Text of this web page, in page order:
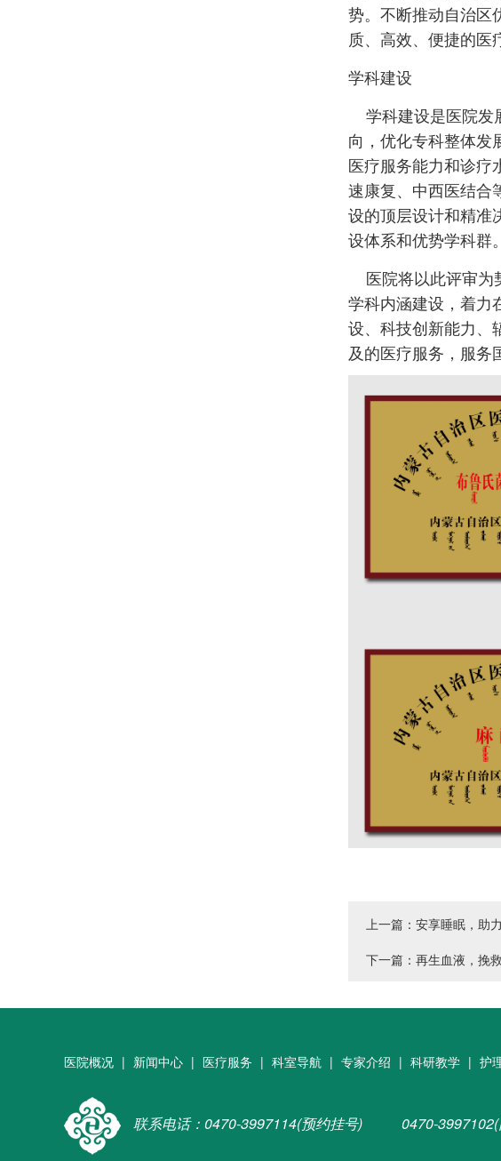
势。不断推动自治区
质、高效、便捷的医
学科建设
学科建设是医院发
向，优化专科整体发
医疗服务能力和诊疗
速康复、中西医结合
设的顶层设计和精准
设体系和优势学科群。
医院将以此评审为
学科内涵建设，着力
设、科技创新能力、
及的医疗服务，服务
上一篇：安享睡眠，
下一篇：再生血液，挽
医院概况 | 新闻中心 | 医疗服务 | 科室导航 | 专家介绍 | 科研教学 | 护
联系电话：0470-3997114(预约挂号) 0470-